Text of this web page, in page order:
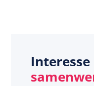
Interesse